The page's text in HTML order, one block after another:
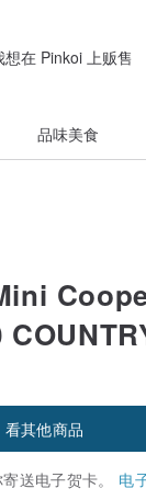
想在 Pinkoi 上贩售
品味美食
看其他商品
送电子贺卡。 电